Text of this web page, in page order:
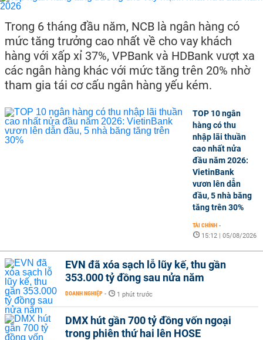
Trong 6 tháng đầu năm, NCB là ngân hàng có
mức tăng trưởng cao nhất về cho vay khách
hàng với xấp xỉ 37%, VPBank và HDBank vượt xa
các ngân hàng khác với mức tăng trên 20% nhờ
tham gia tái cơ cấu ngân hàng yếu kém.
TOP 10 ngân
hàng có thu
nhập lãi thuần
cao nhất nửa
đầu năm 2026:
VietinBank
vươn lên dẫn
đầu, 5 nhà băng
tăng trên 30%
TÀI CHÍNH -
15:12 | 05/08/2026
EVN đã xóa sạch lỗ lũy kế, thu gần
353.000 tỷ đồng sau nửa năm
DOANH NGHIỆP - 1 phút trước
DMX hút gần 700 tỷ đồng vốn ngoại
trong phiên thứ hai lên HOSE